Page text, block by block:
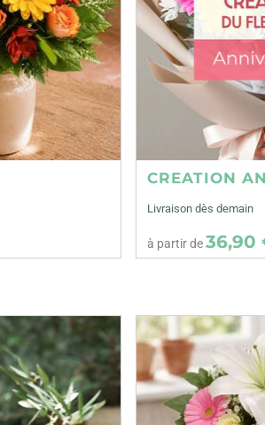
CREATION
Livraison dès demain
à partir de36,90